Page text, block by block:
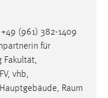
+49 (961) 382-1409
für
Fakultät,
vhb,
Raum